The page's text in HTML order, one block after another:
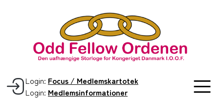
Login: Focus / Medlemskartotek
Login: Medlemsinformationer